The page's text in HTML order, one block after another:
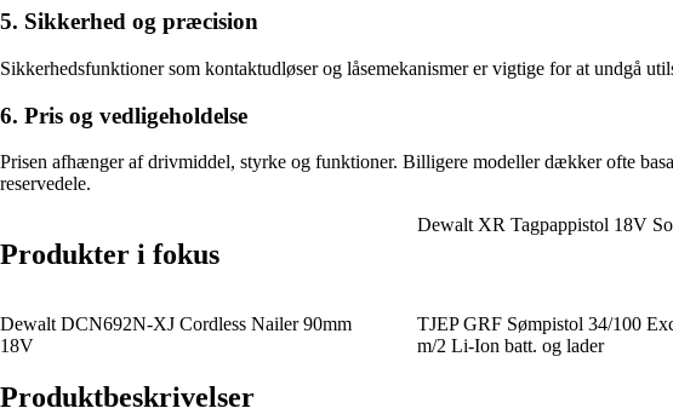
5. Sikkerhed og præcision
Sikkerhedsfunktioner som kontaktudløser og låsemekanismer er vigtige for at undgå
6. Pris og vedligeholdelse
Prisen afhænger af drivmiddel, styrke og funktioner. Billigere modeller dækker ofte
reservedele.
Produkter i fokus
Dewalt XR Tagpappistol 18V
Dewalt DCN692N-XJ Cordless Nailer 90mm
18V
TJEP GRF Sømpistol 34/100
m/2 Li-Ion batt. og lader
Produktbeskrivelser